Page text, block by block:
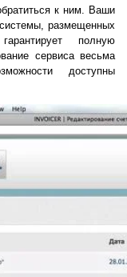
к ним. Ваши
размещенных
полную
сервиса весьма
доступны